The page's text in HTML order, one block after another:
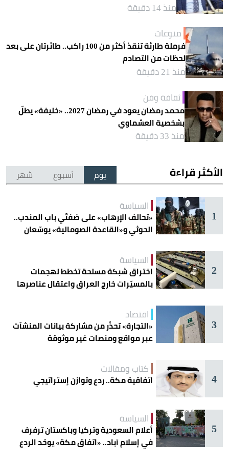
منذ 14 دقيقة
منوعات
فرملة طارئة تنقذ أكثر من 100 راكب.. طائرتان على بعد
لحظات من التصادم
منذ 21 دقيقة
ثقافة وفن
محمد رمضان يعود في رمضان 2027.. «خليفة» يطلّ
بشخصية العشماوي
منذ 33 دقيقة
الأكثر قراءة يوم أسبوع شهر
1
السياسة
«تحالف الإرهاب» على ضفتَي باب المندب..
الحوثي و«القاعدة الصومالية» يوسّعان
2
السياسة
اختراق شبكة مسلحة تخطط لهجمات
بالمسيّرات خارج العراق واعتقال عناصرها
3
اقتصاد
«التجارة» تحذّر من مشاركة بيانات المنشآت
عبر مواقع ومنصات غير موثوقة
4
كتاب ومقالات
اتفاقية مكة.. ردع وتوازن إستراتيجي
5
السياسة
أعلام السعودية وتركيا وباكستان ترفرف
في إسلام آباد.. «اتفاق مكة» يوحّد الردع